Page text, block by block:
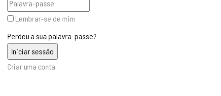
Lembrar-se de mim
Perdeu a sua palavra-passe?
Criar uma conta